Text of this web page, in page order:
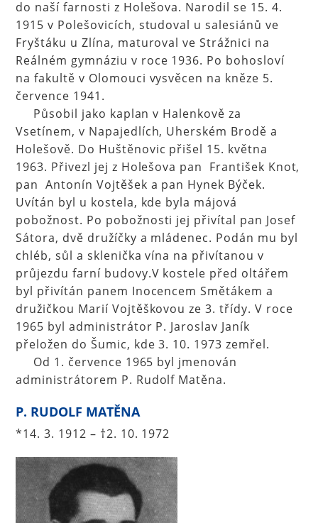
do naší farnosti z Holešova. Narodil se 15. 4.
1915 v Polešovicích, studoval u salesiánů ve
Fryštáku u Zlína, maturoval ve Strážnici na
Reálném gymnáziu v roce 1936. Po bohosloví
na fakultě v Olomouci vysvěcen na kněze 5.
července 1941.
Působil jako kaplan v Halenkově za
Vsetínem, v Napajedlích, Uherském Brodě a
Holešově. Do Huštěnovic přišel 15. května
1963. Přivezl jej z Holešova pan František Knot,
pan Antonín Vojtěšek a pan Hynek Býček.
Uvítán byl u kostela, kde byla májová
pobožnost. Po pobožnosti jej přivítal pan Josef
Sátora, dvě družíčky a mládenec. Podán mu byl
chléb, sůl a sklenička vína na přivítanou v
průjezdu farní budovy.V kostele před oltářem
byl přivítán panem Inocencem Smětákem a
družičkou Marií Vojtěškovou ze 3. třídy. V roce
1965 byl administrátor P. Jaroslav Janík
přeložen do Šumic, kde 3. 10. 1973 zemřel.
Od 1. července 1965 byl jmenován
administrátorem P. Rudolf Matěna.
P. RUDOLF MATĚNA
*14. 3. 1912 – †2. 10. 1972